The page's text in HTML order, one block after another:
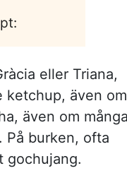
eller Triana,
ketchup, även om
även om många
På burken, ofta
gochujang.